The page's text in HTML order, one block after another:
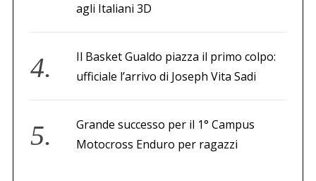
agli Italiani 3D
Il Basket Gualdo piazza il primo colpo:
ufficiale l’arrivo di Joseph Vita Sadi
Grande successo per il 1° Campus
Motocross Enduro per ragazzi